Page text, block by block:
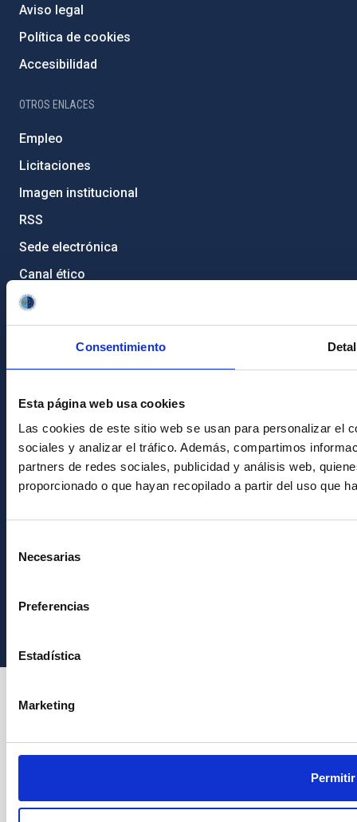
Consentimiento
Esta página web usa cookies
Las cookies de este sitio web se usan para personalizar el
sociales y analizar el tráfico. Además, compartimos
partners de redes sociales, publicidad y análisis web,
proporcionado o que hayan recopilado a partir del uso que
Necesarias
Preferencias
Estadística
Marketing
Aviso legal
Política de cookies
Accesibilidad
OTROS ENLACES
Empleo
Licitaciones
Imagen institucional
RSS
Sede electrónica
Canal ético
Condolencias Francisco Sánchez
PostFooter > Newsletter link
Únete a nuestra
Newsletter